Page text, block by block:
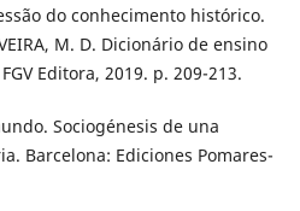
do conhecimento histórico.
M. D. Dicionário de ensino
Editora, 2019. p. 209-213.
Sociogénesis de una
Barcelona: Ediciones Pomares-